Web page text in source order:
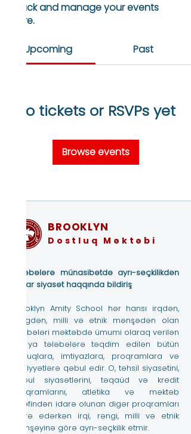
Track and manage your events
here.
Upcoming Past
No tickets or RSVPs yet
Browse events
BROOKLYN
Dostluq Məktəbi
Tələbələrə münasibətdə ayrı-seçkilikdən
kənar siyasət haqqında bildiriş
Brooklyn Amity School hər hansı irqdən,
rəngdən, milli və etnik mənşədən olan
tələbələri məktəbdə ümumi olaraq verilən
və ya tələbələrə təqdim edilən bütün
hüquqlara, imtiyazlara, proqramlara və
fəaliyyətlərə qəbul edir. O, təhsil siyasətini,
qəbul siyasətlərini, təqaüd və kredit
proqramlarını, atletika və məktəb
tərəfindən idarə olunan digər proqramları
idarə edərkən irqi, rəngi, milli və etnik
mənşəyinə görə ayrı-seçkilik etmir.